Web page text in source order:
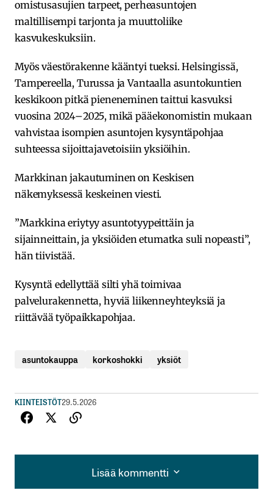
omistusasujien tarpeet, perheasuntojen
maltillisempi tarjonta ja muuttoliike
kasvukeskuksiin.
Myös väestörakenne kääntyi tueksi. Helsingissä,
Tampereella, Turussa ja Vantaalla asuntokuntien
keskikoon pitkä pieneneminen taittui kasvuksi
vuosina 2024–2025, mikä pääekonomistin mukaan
vahvistaa isompien asuntojen kysyntäpohjaa
suhteessa sijoittajavetoisiin yksiöihin.
Markkinan jakautuminen on Keskisen
näkemyksessä keskeinen viesti.
”Markkina eriytyy asuntotyypeittäin ja
sijainneittain, ja yksiöiden etumatka suli nopeasti”,
hän tiivistää.
Kysyntä edellyttää silti yhä toimivaa
palvelurakennetta, hyviä liikenneyhteyksiä ja
riittävää työpaikkapohjaa.
asuntokauppa korkoshokki yksiöt
KIINTEISTÖT29.5.2026
Lisää kommentti